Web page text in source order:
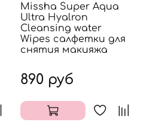
Missha Super Aqua
Ultra Hyalron
Cleansing water
Wipes салфетки для
снятия макияжа
890 руб